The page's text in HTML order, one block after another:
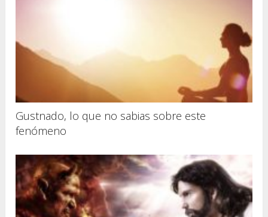
Gustnado, lo que no sabias sobre este
fenómeno